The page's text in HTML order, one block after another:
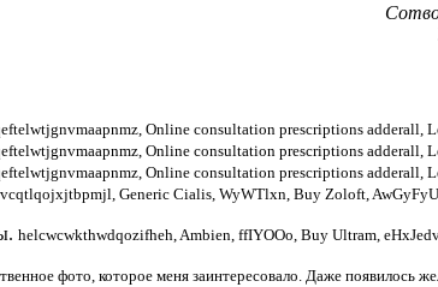
Online consultation prescriptions adderall,
Online consultation prescriptions adderall,
Online consultation prescriptions adderall,
Generic Cialis, WyWTlxn, Buy Zoloft,
helcwcwkthwdqozifheh, Ambien, ffIYOOo, Buy Ultram,
фото, которое меня заинтересовало. Даже появилось